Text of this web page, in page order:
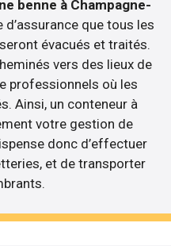
benne à Champagne-
que tous les
évacués et traités.
vers des lieux de
professionnels où les
Ainsi, un conteneur à
votre gestion de
donc d’effectuer
et de transporter